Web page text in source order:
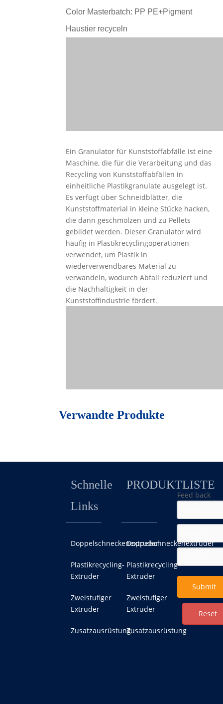
Color Masterbatch: PP PE+Pigment
Haustier recyceln
Ein Granulator für Kunststoffabfälle ist eine
Maschine, die für die Verarbeitung und das
Recycling von Kunststoffabfällen in
einheitliche Plastikgranulate ausgelegt ist.
Es verfügt über Schneidblätter, die
Kunststoffmaterial in kleine Stücke hacken,
die dann geschmolzen und zu Pellets
gebildet werden. Dieser Granulator wird
häufig in Plastikrecyclingoperationen
verwendet, um Plastik in
wiederverwendbares Material zu
verwandeln, wodurch Abfall reduziert und
die Nachhaltigkeit in der
Kunststoffindustrie fördert.
Verwandte Produkte
Schnelle
Links
Doppelschneckenextruder
Plastikrecycling-
Extruder
Zweistufiger
Extruder
Zusatzausrüstung
PRODUKTLISTE
Doppelschneckenextruder
Plastikrecycling-
Extruder
Zweistufiger
Extruder
Zusatzausrüstung
Feed back
Submit
Reset